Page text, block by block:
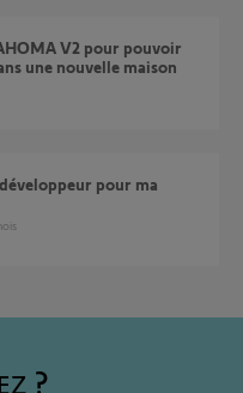
une nouvelle maison